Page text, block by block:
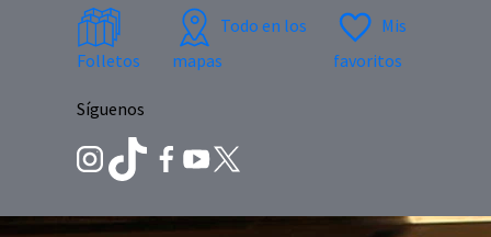
Folletos
Todo en los
mapas
Mis
favoritos
Síguenos